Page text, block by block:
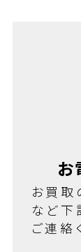
お買取
など下
ご連絡